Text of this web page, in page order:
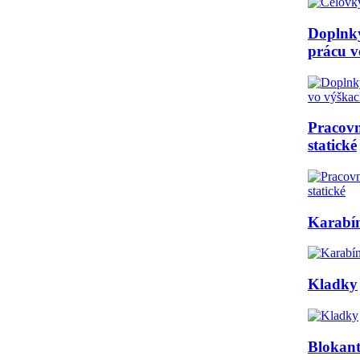
prácu
statické
Kladky